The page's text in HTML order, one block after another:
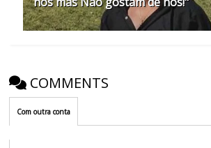
COMMENTS
Com outra conta